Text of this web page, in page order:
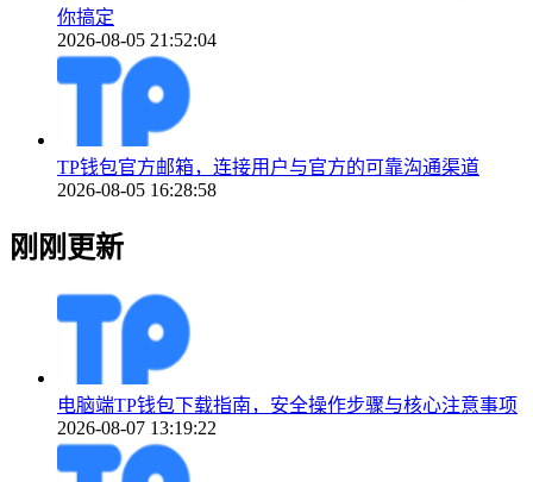
你搞定
2026-08-05 21:52:04
TP钱包官方邮箱，连接用户与官方的可靠沟通渠道
2026-08-05 16:28:58
刚刚更新
电脑端TP钱包下载指南，安全操作步骤与核心注意事项
2026-08-07 13:19:22